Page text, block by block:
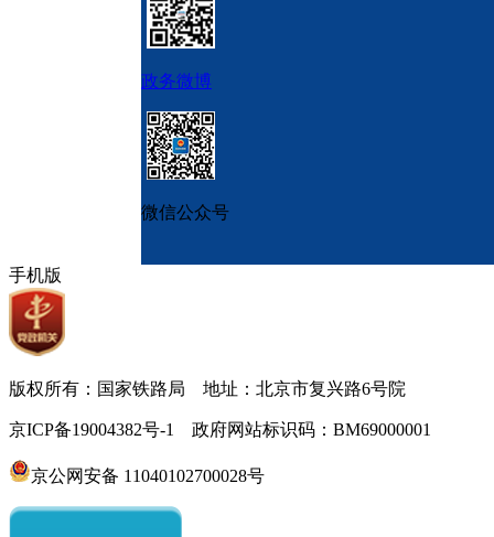
政务微博
微信公众号
手机版
版权所有：国家铁路局 地址：北京市复兴路6号院
京ICP备19004382号-1 政府网站标识码：BM69000001
京公网安备 11040102700028号